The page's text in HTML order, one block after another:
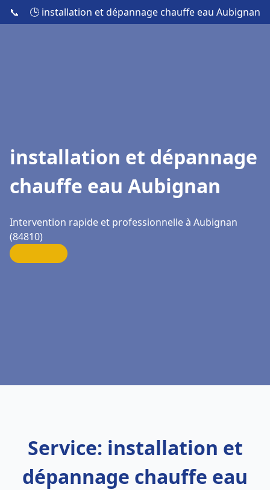
📞 🕒 installation et dépannage chauffe eau Aubignan
installation et dépannage
chauffe eau Aubignan
Intervention rapide et professionnelle à Aubignan
(84810)
Service: installation et
dépannage chauffe eau